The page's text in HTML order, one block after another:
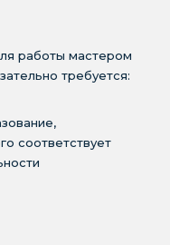
работы мастером
требуется:
соответствует